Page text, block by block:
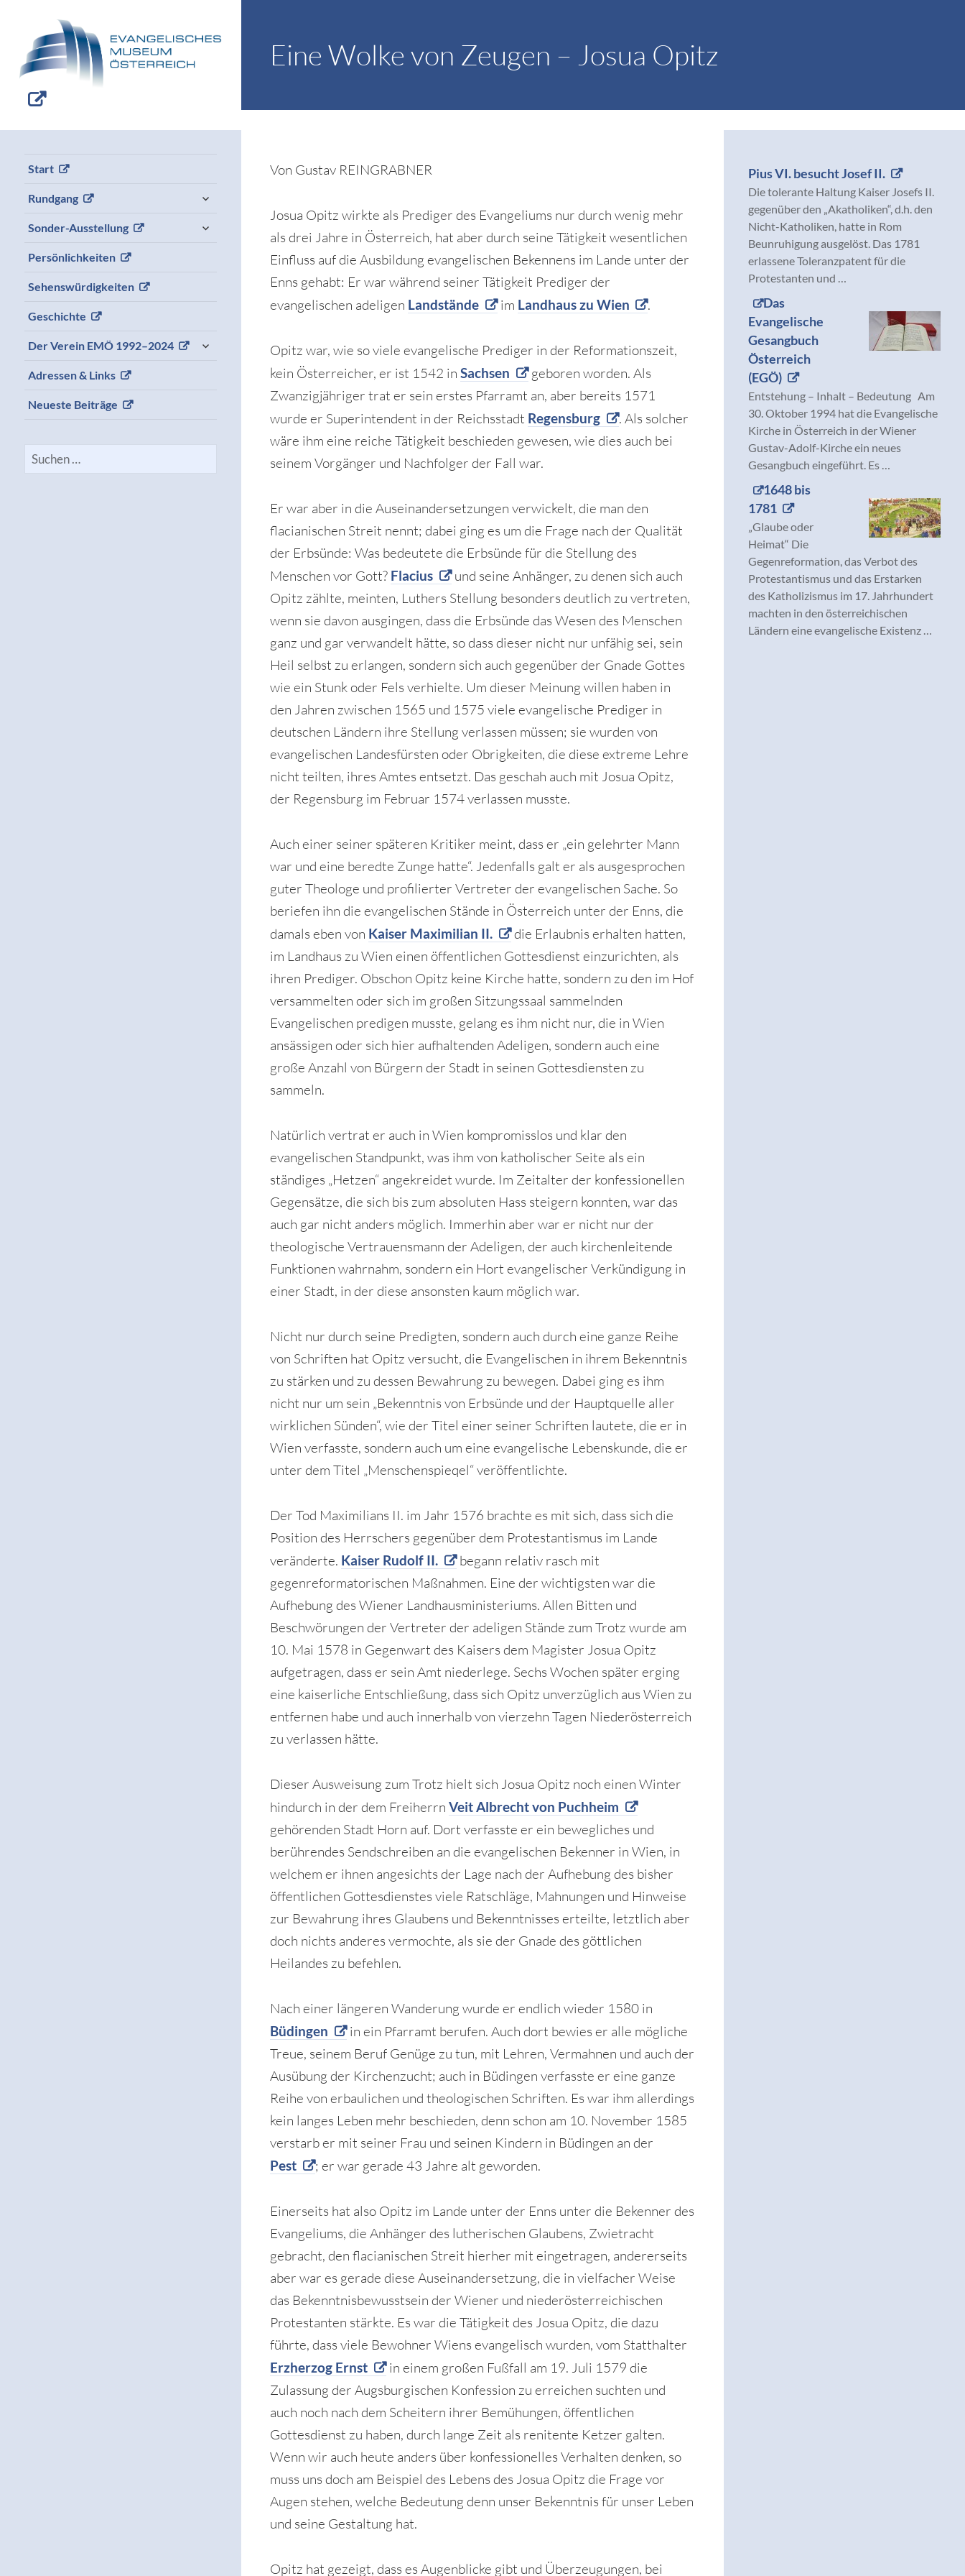
Eine Wolke von Zeugen – Josua Opitz
Start
Rundgang
Sonder-Ausstellung
Persönlichkeiten
Sehenswürdigkeiten
Geschichte
Der Verein EMÖ 1992–2024
Adressen & Links
Neueste Beiträge
Suchen
Von Gustav REINGRABNER
Josua Opitz wirkte als Prediger des Evangeliums nur durch wenig mehr
als drei Jahre in Österreich, hat aber durch seine Tätigkeit wesentlichen
Einfluss auf die Ausbildung evangelischen Bekennens im Lande unter der
Enns gehabt: Er war während seiner Tätigkeit Prediger der
evangelischen adeligen Landstände im Landhaus zu Wien .
Opitz war, wie so viele evangelische Prediger in der Reformationszeit,
kein Österreicher, er ist 1542 inSachsen
geboren worden. Als
Zwanzigjähriger trat er sein erstes Pfarramt an, aber bereits 1571
wurde er Superintendent in der Reichsstadt Regensburg
. Als solcher
wäre ihm eine reiche Tätigkeit beschieden gewesen, wie dies auch bei
seinem Vorgänger und Nachfolger der Fall war.
Er war aber in die Auseinandersetzungen verwickelt, die man den
flacianischen Streit nennt; dabei ging es um die Frage nach der Qualität
der Erbsünde: Was bedeutete die Erbsünde für die Stellung des
Menschen vor Gott? Flacius
und seine Anhänger, zu denen sich auch
Opitz zählte, meinten, Luthers Stellung besonders deutlich zu vertreten,
wenn sie davon ausgingen, dass die Erbsünde das Wesen des Menschen
ganz und gar verwandelt hätte, so dass dieser nicht nur unfähig sei, sein
Heil selbst zu erlangen, sondern sich auch gegenüber der Gnade Gottes
wie ein Stunk oder Fels verhielte. Um dieser Meinung willen haben in
den Jahren zwischen 1565 und 1575 viele evangelische Prediger in
deutschen Ländern ihre Stellung verlassen müssen; sie wurden von
evangelischen Landesfürsten oder Obrigkeiten, die diese extreme Lehre
nicht teilten, ihres Amtes entsetzt. Das geschah auch mit Josua Opitz,
der Regensburg im Februar 1574 verlassen musste.
Auch einer seiner späteren Kritiker meint, dass er „ein gelehrter Mann
war und eine beredte Zunge hatte“. Jedenfalls galt er als ausgesprochen
guter Theologe und profilierter Vertreter der evangelischen Sache. So
beriefen ihn die evangelischen Stände in Österreich unter der Enns, die
damals eben von Kaiser Maximilian II.
die Erlaubnis erhalten hatten,
im Landhaus zu Wien einen öffentlichen Gottesdienst einzurichten, als
ihren Prediger. Obschon Opitz keine Kirche hatte, sondern zu den im Hof
versammelten oder sich im großen Sitzungssaal sammelnden
Evangelischen predigen musste, gelang es ihm nicht nur, die in Wien
ansässigen oder sich hier aufhaltenden Adeligen, sondern auch eine
große Anzahl von Bürgern der Stadt in seinen Gottesdiensten zu
sammeln.
Natürlich vertrat er auch in Wien kompromisslos und klar den
evangelischen Standpunkt, was ihm von katholischer Seite als ein
ständiges „Hetzen“ angekreidet wurde. Im Zeitalter der konfessionellen
Gegensätze, die sich bis zum absoluten Hass steigern konnten, war das
auch gar nicht anders möglich. Immerhin aber war er nicht nur der
theologische Vertrauensmann der Adeligen, der auch kirchenleitende
Funktionen wahrnahm, sondern ein Hort evangelischer Verkündigung in
einer Stadt, in der diese ansonsten kaum möglich war.
Nicht nur durch seine Predigten, sondern auch durch eine ganze Reihe
von Schriften hat Opitz versucht, die Evangelischen in ihrem Bekenntnis
zu stärken und zu dessen Bewahrung zu bewegen. Dabei ging es ihm
nicht nur um sein „Bekenntnis von Erbsünde und der Hauptquelle aller
wirklichen Sünden“, wie der Titel einer seiner Schriften lautete, die er in
Wien verfasste, sondern auch um eine evangelische Lebenskunde, die er
unter dem Titel „Menschenspieqel“ veröffentlichte.
Der Tod Maximilians II. im Jahr 1576 brachte es mit sich, dass sich die
Position des Herrschers gegenüber dem Protestantismus im Lande
veränderte. Kaiser Rudolf II.
begann relativ rasch mit
gegenreformatorischen Maßnahmen. Eine der wichtigsten war die
Aufhebung des Wiener Landhausministeriums. Allen Bitten und
Beschwörungen der Vertreter der adeligen Stände zum Trotz wurde am
10. Mai 1578 in Gegenwart des Kaisers dem Magister Josua Opitz
aufgetragen, dass er sein Amt niederlege. Sechs Wochen später erging
eine kaiserliche Entschließung, dass sich Opitz unverzüglich aus Wien zu
entfernen habe und auch innerhalb von vierzehn Tagen Niederösterreich
zu verlassen hätte.
Dieser Ausweisung zum Trotz hielt sich Josua Opitz noch einen Winter
hindurch in der dem FreiherrnVeit Albrecht von Puchheim
gehörenden Stadt Horn auf. Dort verfasste er ein bewegliches und
berührendes Sendschreiben an die evangelischen Bekenner in Wien, in
welchem er ihnen angesichts der Lage nach der Aufhebung des bisher
öffentlichen Gottesdienstes viele Ratschläge, Mahnungen und Hinweise
zur Bewahrung ihres Glaubens und Bekenntnisses erteilte, letztlich aber
doch nichts anderes vermochte, als sie der Gnade des göttlichen
Heilandes zu befehlen.
Nach einer längeren Wanderung wurde er endlich wieder 1580 in
Büdingen
in ein Pfarramt berufen. Auch dort bewies er alle mögliche
Treue, seinem Beruf Genüge zu tun, mit Lehren, Vermahnen und auch der
Ausübung der Kirchenzucht; auch in Büdingen verfasste er eine ganze
Reihe von erbaulichen und theologischen Schriften. Es war ihm allerdings
kein langes Leben mehr beschieden, denn schon am 10. November 1585
verstarb er mit seiner Frau und seinen Kindern in Büdingen an der
Pest ; er war gerade 43 Jahre alt geworden.
Einerseits hat also Opitz im Lande unter der Enns unter die Bekenner des
Evangeliums, die Anhänger des lutherischen Glaubens, Zwietracht
gebracht, den flacianischen Streit hierher mit eingetragen, andererseits
aber war es gerade diese Auseinandersetzung, die in vielfacher Weise
das Bekenntnisbewusstsein der Wiener und niederösterreichischen
Protestanten stärkte. Es war die Tätigkeit des Josua Opitz, die dazu
führte, dass viele Bewohner Wiens evangelisch wurden, vom Statthalter
Erzherzog Ernst
in einem großen Fußfall am 19. Juli 1579 die
Zulassung der Augsburgischen Konfession zu erreichen suchten und
auch noch nach dem Scheitern ihrer Bemühungen, öffentlichen
Gottesdienst zu haben, durch lange Zeit als renitente Ketzer galten.
Wenn wir auch heute anders über konfessionelles Verhalten denken, so
muss uns doch am Beispiel des Lebens des Josua Opitz die Frage vor
Augen stehen, welche Bedeutung denn unser Bekenntnis für unser Leben
und seine Gestaltung hat.
Opitz hat gezeigt, dass es Augenblicke gibt und Überzeugungen, bei
Pius VI. besucht Josef II.
Die tolerante Haltung Kaiser Josefs II.
gegenüber den „Akatholiken“, d.h. den
Nicht-Katholiken, hatte in Rom
Beunruhigung ausgelöst. Das 1781
erlassene Toleranzpatent für die
Protestanten und …
Das
Evangelische
Gesangbuch
Österreich
(EGÖ)
Entstehung – Inhalt – Bedeutung Am
30. Oktober 1994 hat die Evangelische
Kirche in Österreich in der Wiener
Gustav-Adolf-Kirche ein neues
Gesangbuch eingeführt. Es …
1648 bis
1781
„Glaube oder
Heimat“ Die
Gegenreformation, das Verbot des
Protestantismus und das Erstarken
des Katholizismus im 17. Jahrhundert
machten in den österreichischen
Ländern eine evangelische Existenz …